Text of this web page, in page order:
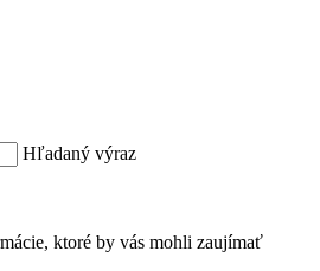
Hľadaný výraz
ktoré by vás mohli zaujímať